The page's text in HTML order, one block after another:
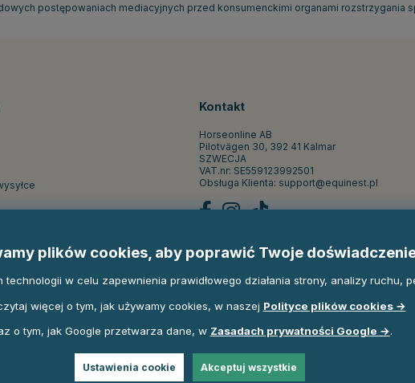
postępowaniach mediacyjnych przed konsumenckimi organami rozstrzygania
Kontakt
Horseonline AB
Pilotvägen 30, 392 41 Kalmar
SZWECJA
VAT.nr: SE559123992501
Obsługa Klienta: support@equinest.pl
plików cookies, aby poprawić Twoje
w celu zapewnienia prawidłowego działania strony, analizy ruchu,
więcej o tym, jak używamy cookies, w naszej Polityce plików cookies →
o tym, jak Google przetwarza dane, w Zasadach prywatności Google →.
Ustawienia cookie Akceptuj wszystkie